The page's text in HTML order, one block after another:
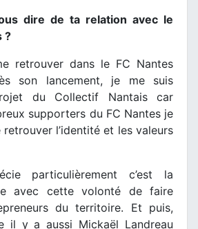
dire de ta relation avec le
?
retrouver dans le FC Nantes
son lancement, je me suis
du Collectif Nantais car
supporters du FC Nantes je
l’identité et les valeurs
particulièrement c’est la
avec cette volonté de faire
du territoire. Et puis,
il y a aussi Mickaël Landreau